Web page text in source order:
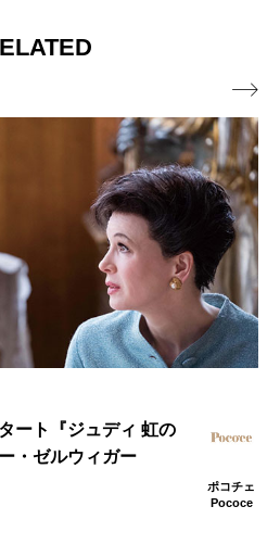
ート『ジュディ 虹の
・ゼルウィガー
ポコチェ
Pococe
